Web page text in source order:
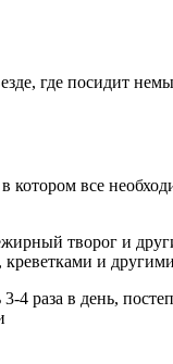
где посидит
все
творог и
и
4 раза в день,